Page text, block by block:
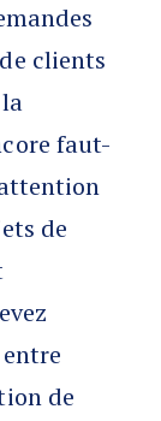
clients
faut-
de
de